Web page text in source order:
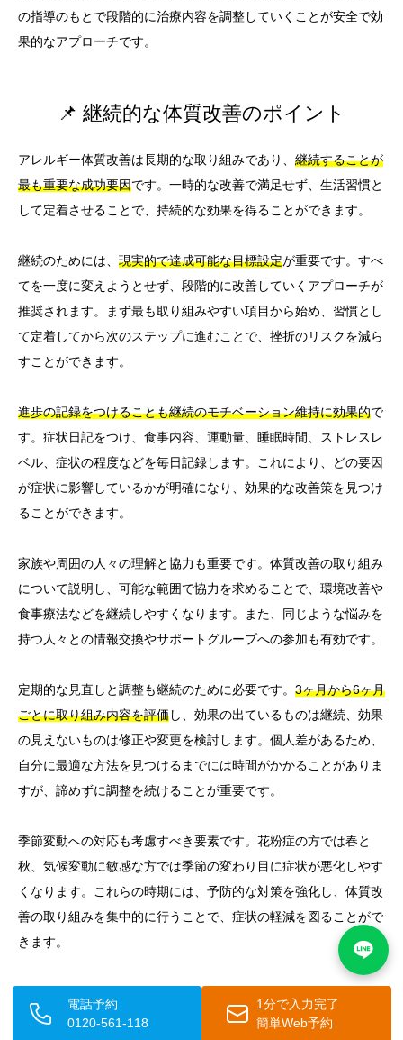
の指導のもとで段階的に治療内容を調整していくことが安全で効
果的なアプローチです。
📌 継続的な体質改善のポイント
アレルギー体質改善は長期的な取り組みであり、 継続することが
最も重要な成功要因です。一時的な改善で満足せず、生活習慣と
して定着させることで、持続的な効果を得ることができます。
継続のためには、 現実的で達成可能な目標設定が重要です。すべ
てを一度に変えようとせず、段階的に改善していくアプローチが
推奨されます。まず最も取り組みやすい項目から始め、習慣とし
て定着してから次のステップに進むことで、挫折のリスクを減ら
すことができます。
進歩の記録をつけることも継続のモチベーション維持に効果的で
す。症状日記をつけ、食事内容、運動量、睡眠時間、ストレスレ
ベル、症状の程度などを毎日記録します。これにより、どの要因
が症状に影響しているかが明確になり、効果的な改善策を見つけ
ることができます。
家族や周囲の人々の理解と協力も重要です。体質改善の取り組み
について説明し、可能な範囲で協力を求めることで、環境改善や
食事療法などを継続しやすくなります。また、同じような悩みを
持つ人々との情報交換やサポートグループへの参加も有効です。
定期的な見直しと調整も継続のために必要です。 3ヶ月から6ヶ月
ごとに取り組み内容を評価し、効果の出ているものは継続、効果
の見えないものは修正や変更を検討します。個人差があるため、
自分に最適な方法を見つけるまでには時間がかかることがありま
すが、諦めずに調整を続けることが重要です。
季節変動への対応も考慮すべき要素です。花粉症の方では春と
秋、気候変動に敏感な方では季節の変わり目に症状が悪化しやす
くなります。これらの時期には、予防的な対策を強化し、体質改
善の取り組みを集中的に行うことで、症状の軽減を図ることがで
きます。
ストレス管理は継続において特に重要です。体質改善への取り組
み自体がストレスとならないよう、自分のペースで無理なく続け
電話予約
0120-561-118
1分で入力完了
簡単Web予約